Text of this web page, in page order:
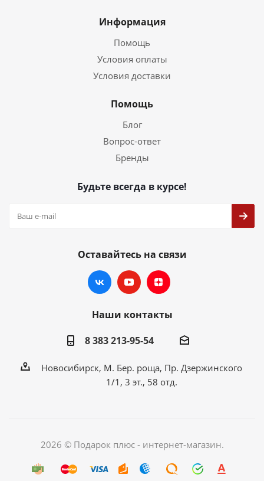
Информация
Помощь
Условия оплаты
Условия доставки
Помощь
Блог
Вопрос-ответ
Бренды
Будьте всегда в курсе!
Оставайтесь на связи
Наши контакты
8 383 213-95-54
Новосибирск, М. Бер. роща, Пр. Дзержинского
1/1, 3 эт., 58 отд.
2026 © Подарок плюс - интернет-магазин.